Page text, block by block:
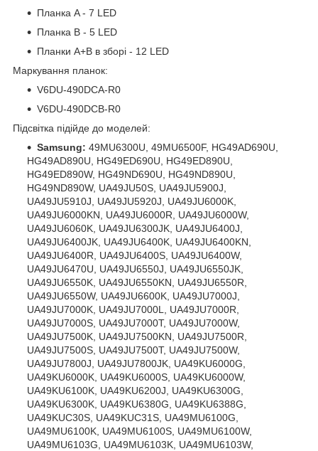
Планка A - 7 LED
Планка B - 5 LED
Планки A+B в зборі - 12 LED
Маркування планок:
V6DU-490DCA-R0
V6DU-490DCB-R0
Підсвітка підійде до моделей:
Samsung: 49MU6300U, 49MU6500F, HG49AD690U,
HG49AD890U, HG49ED690U, HG49ED890U,
HG49ED890W, HG49ND690U, HG49ND890U,
HG49ND890W, UA49JU50S, UA49JU5900J,
UA49JU5910J, UA49JU5920J, UA49JU6000K,
UA49JU6000KN, UA49JU6000R, UA49JU6000W,
UA49JU6060K, UA49JU6300JK, UA49JU6400J,
UA49JU6400JK, UA49JU6400K, UA49JU6400KN,
UA49JU6400R, UA49JU6400S, UA49JU6400W,
UA49JU6470U, UA49JU6550J, UA49JU6550JK,
UA49JU6550K, UA49JU6550KN, UA49JU6550R,
UA49JU6550W, UA49JU6600K, UA49JU7000J,
UA49JU7000K, UA49JU7000L, UA49JU7000R,
UA49JU7000S, UA49JU7000T, UA49JU7000W,
UA49JU7500K, UA49JU7500KN, UA49JU7500R,
UA49JU7500S, UA49JU7500T, UA49JU7500W,
UA49JU7800J, UA49JU7800JK, UA49KU6000G,
UA49KU6000K, UA49KU6000S, UA49KU6000W,
UA49KU6100K, UA49KU6200J, UA49KU6300G,
UA49KU6300K, UA49KU6380G, UA49KU6388G,
UA49KUC30S, UA49KUC31S, UA49MU6100G,
UA49MU6100K, UA49MU6100S, UA49MU6100W,
UA49MU6103G, UA49MU6103K, UA49MU6103W,